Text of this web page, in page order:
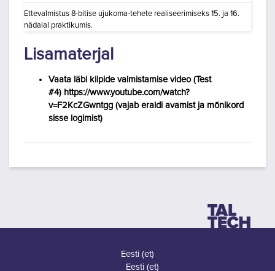
Ettevalmistus 8-bitise ujukoma-tehete realiseerimiseks 15. ja 16.
nädalal praktikumis.
Lisamaterjal
Vaata läbi kiipide valmistamise video (Test
#4) https://www.youtube.com/watch?
v=F2KcZGwntgg (vajab eraldi avamist ja mõnikord
sisse logimist)
Eesti ‎(et)‎
Eesti ‎(et)‎